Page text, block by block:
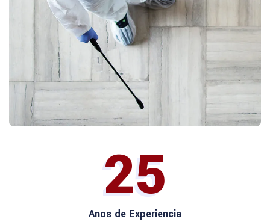
25
Anos de Experiencia